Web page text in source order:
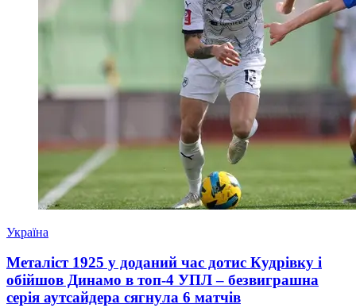
Україна
Металіст 1925 у доданий час дотис Кудрівку і
обійшов Динамо в топ-4 УПЛ – безвиграшна
серія аутсайдера сягнула 6 матчів